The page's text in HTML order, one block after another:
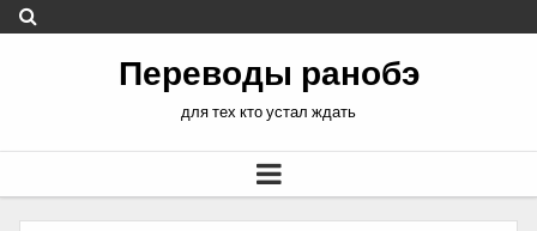
Переводы ранобэ
для тех кто устал ждать